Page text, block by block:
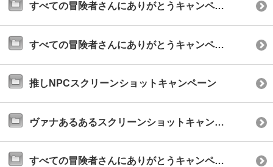
すべての冒険者さんにありがとうキャンペーン(2019年8月)
すべての冒険者さんにありがとうキャンペーン2019
推しNPCスクリーンショットキャンペーン
ヴァナあるあるスクリーンショットキャンペーン
すべての冒険者さんにありがとうキャンペーン 2018